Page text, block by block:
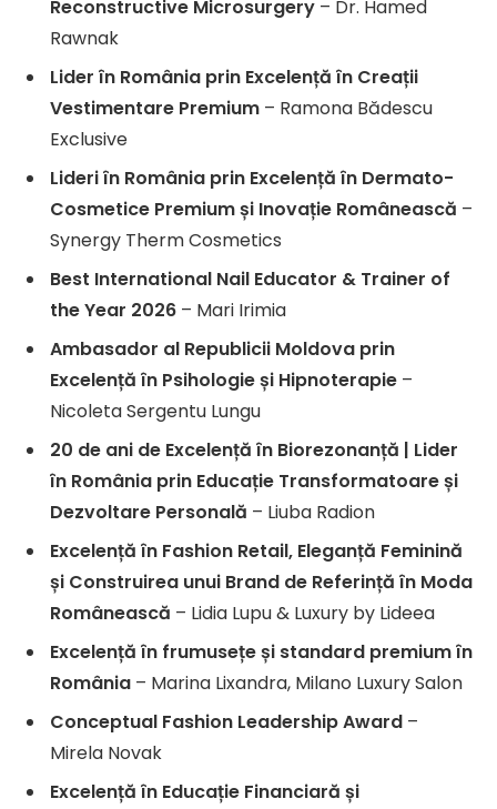
Reconstructive Microsurgery – Dr. Hamed
Rawnak
Lider în România prin Excelență în Creații
Vestimentare Premium – Ramona Bădescu
Exclusive
Lideri în România prin Excelență în Dermato-
Cosmetice Premium și Inovație Românească –
Synergy Therm Cosmetics
Best International Nail Educator & Trainer of
the Year 2026 – Mari Irimia
Ambasador al Republicii Moldova prin
Excelență în Psihologie și Hipnoterapie –
Nicoleta Sergentu Lungu
20 de ani de Excelență în Biorezonanță | Lider
în România prin Educație Transformatoare și
Dezvoltare Personală – Liuba Radion
Excelență în Fashion Retail, Eleganță Feminină
și Construirea unui Brand de Referință în Moda
Românească – Lidia Lupu & Luxury by Lideea
Excelență în frumusețe și standard premium în
România – Marina Lixandra, Milano Luxury Salon
Conceptual Fashion Leadership Award –
Mirela Novak
Excelență în Educație Financiară și